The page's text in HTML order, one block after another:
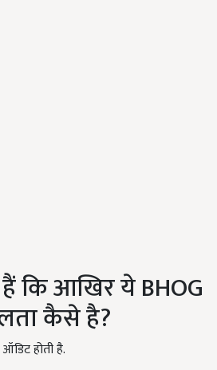
कि आखिर ये BHOG
कैसे है?
होती है.